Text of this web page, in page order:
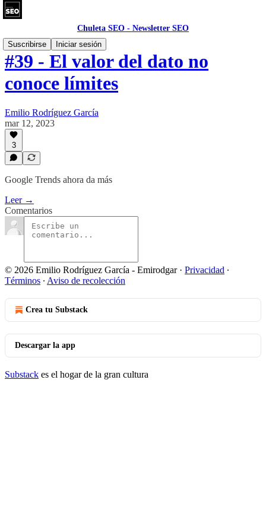
Chuleta SEO - Newsletter SEO
Suscribirse
Iniciar sesión
#39 - El valor del dato no
conoce límites
Emilio Rodríguez García
mar 12, 2023
3
Google Trends ahora da más
Leer →
Comentarios
© 2026 Emilio Rodríguez García - Emirodgar· Privacidad ∙
Términos ∙ Aviso de recolección
Crea tu Substack
Descargar la app
Substack es el hogar de la gran cultura